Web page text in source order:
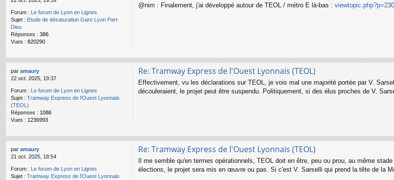
Forum : Le forum de Lyon en Lignes
Sujet : Etude de désaturation Gare Lyon Part-
Dieu
Réponses : 386
Vues : 820290
@nim : Finalement, j'ai développé autour de TEOL / métro E là-bas :
par amaury
22 oct. 2025, 19:37
Forum : Le forum de Lyon en Lignes
Sujet : Tramway Express de l'Ouest Lyonnais
(TEOL)
Réponses : 1086
Vues : 1236993
Re: Tramway Express de l'Ouest Lyonnais (TEOL)
Effectivement, vu les déclarations sur TEOL, je vois mal une majorité portée par V.
découleraient, le projet peut être suspendu. Politiquement, si des élus proches de V.
par amaury
21 oct. 2025, 18:54
Forum : Le forum de Lyon en Lignes
Sujet : Tramway Express de l'Ouest Lyonnais
Re: Tramway Express de l'Ouest Lyonnais (TEOL)
Il me semble qu'en termes opérationnels, TEOL doit en être, peu ou prou, au même
élections, le projet sera mis en œuvre ou pas. Si c'est V. Sarselli qui prend la tête de la